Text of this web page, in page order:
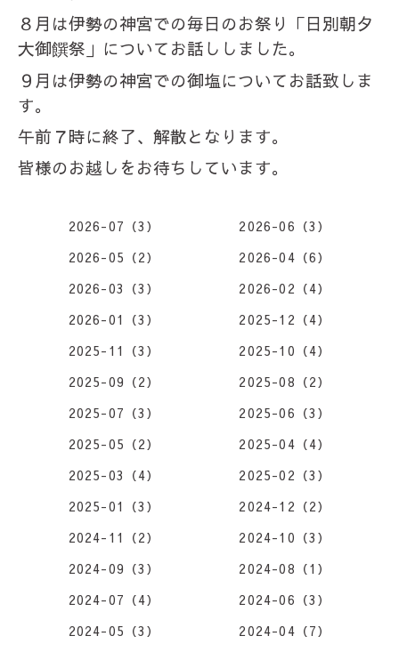
８月は伊勢の神宮での毎日のお祭り「日別朝夕
大御饌祭」についてお話ししました。
９月は伊勢の神宮での御塩についてお話致しま
す。
午前７時に終了、解散となります。
皆様のお越しをお待ちしています。
2026-07（3）
2026-06（3）
2026-05（2）
2026-04（6）
2026-03（3）
2026-02（4）
2026-01（3）
2025-12（4）
2025-11（3）
2025-10（4）
2025-09（2）
2025-08（2）
2025-07（3）
2025-06（3）
2025-05（2）
2025-04（4）
2025-03（4）
2025-02（3）
2025-01（3）
2024-12（2）
2024-11（2）
2024-10（3）
2024-09（3）
2024-08（1）
2024-07（4）
2024-06（3）
2024-05（3）
2024-04（7）